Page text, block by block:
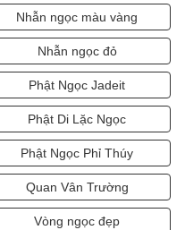
Nhẫn ngọc màu vàng
Nhẫn ngọc đỏ
Phật Ngọc Jadeit
Phật Di Lặc Ngọc
Phật Ngọc Phỉ Thúy
Quan Vân Trường
Vòng ngọc đẹp